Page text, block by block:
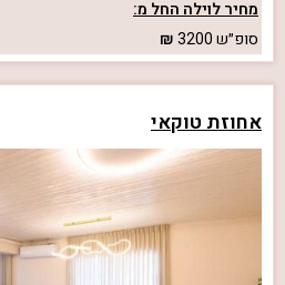
מחיר לוילה החל מ:
סופ״ש3200
אחוזת טוקאי